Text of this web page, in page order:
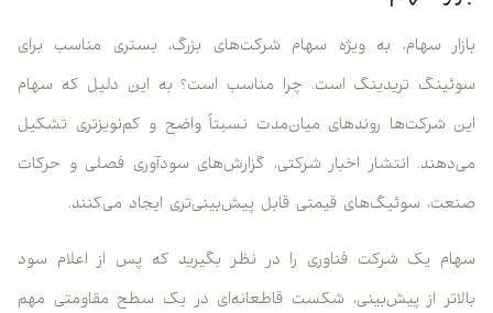
بازار سهام، به ویژه سهام شرکت‌های بزرگ، بستری مناسب برای
سوئینگ تریدینگ است. چرا مناسب است؟ به این دلیل که سهام
این شرکت‌ها روندهای میان‌مدت نسبتاً واضح و کم‌نویزتری تشکیل
می‌دهند. انتشار اخبار شرکتی، گزارش‌های سودآوری فصلی و حرکات
صنعت، سوئیگ‌های قیمتی قابل پیش‌بینی‌تری ایجاد می‌کنند.
سهام یک شرکت فناوری را در نظر بگیرید که پس از اعلام سود
بالاتر از پیش‌بینی، شکست قاطعانه‌ای در یک سطح مقاومتی مهم